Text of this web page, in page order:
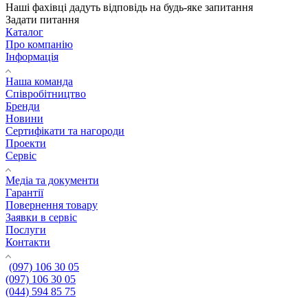
Наші фахівці дадуть відповідь на будь-яке запитання
Задати питання
Каталог
Про компанію
Інформація
Наша команда
Співробітництво
Бренди
Новини
Сертифікати та нагороди
Проекти
Сервіс
Медіа та документи
Гарантії
Повернення товару
Заявки в сервіс
Послуги
Контакти
(097) 106 30 05
(097) 106 30 05
(044) 594 85 75